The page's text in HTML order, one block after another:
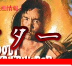
情報！